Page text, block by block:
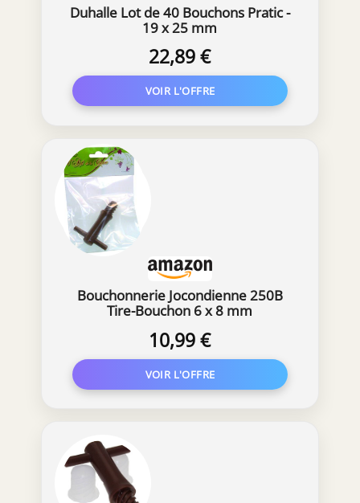
Duhalle Lot de 40 Bouchons Pratic -
19 x 25 mm
22,89 €
Bouchonnerie Jocondienne 250B
Tire-Bouchon 6 x 8 mm
10,99 €